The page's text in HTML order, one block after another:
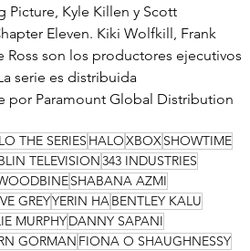
Picture, Kyle Killen y Scott
Eleven. Kiki Wolfkill, Frank
Ross son los productores ejecutivos
serie es distribuida
por Paramount Global Distribution
THE SERIES HALOXBOXSHOWTIME
TELEVISION343 INDUSTRIES
SHABANA AZMI
GREYYERIN HABENTLEY KALU
MURPHYDANNY SAPANI
GORMAN FIONA O SHAUGHNESSY